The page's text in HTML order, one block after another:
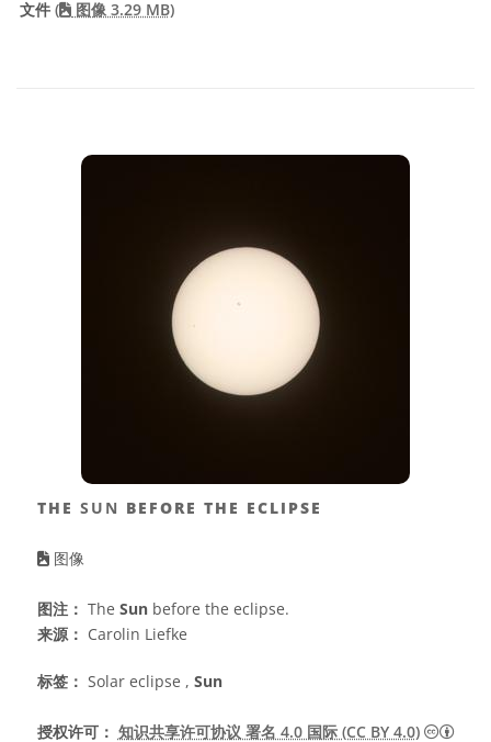
文件 ( 图像 3.29 MB)
THE SUN BEFORE THE ECLIPSE
图像
图注： The Sunbefore the eclipse.
来源： Carolin Liefke
标签： Solar eclipse , Sun
授权许可： 知识共享许可协议 署名 4.0 国际 (CC BY 4.0) 知识